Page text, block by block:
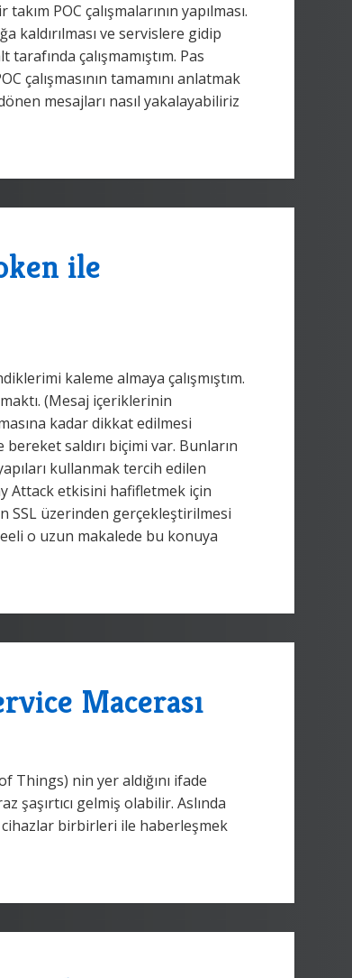
POC çalışmalarının yapılması.
kaldırılması ve servislere gidip
çalışmamıştım. Pas
çalışmasının tamamını anlatmak
mesajları nasıl yakalayabiliriz
ile
kaleme almaya çalışmıştım.
(Mesaj içeriklerinin
kadar dikkat edilmesi
saldırı biçimi var. Bunların
kullanmak tercih edilen
Attack etkisini hafifletmek için
SSL üzerinden gerçekleştirilmesi
o uzun makalede bu konuya
Macerası
Things) nin yer aldığını ifade
şaşırtıcı gelmiş olabilir. Aslında
birbirleri ile haberleşmek